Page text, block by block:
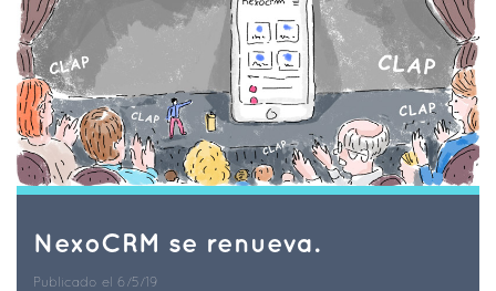
NexoCRM se renueva.
Publicado el 6/5/19